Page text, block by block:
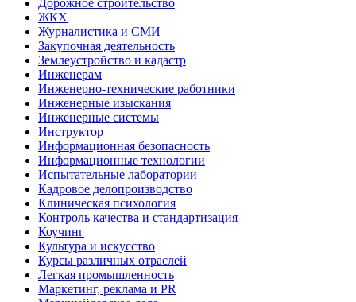
Дорожное строительство
ЖКХ
Журналистика и СМИ
Закупочная деятельность
Землеустройство и кадастр
Инженерам
Инженерно-технические работники
Инженерные изыскания
Инженерные системы
Инструктор
Информационная безопасность
Информационные технологии
Испытательные лаборатории
Кадровое делопроизводство
Клиническая психология
Контроль качества и стандартизация
Коучинг
Культура и искусство
Курсы различных отраслей
Легкая промышленность
Маркетинг, реклама и PR